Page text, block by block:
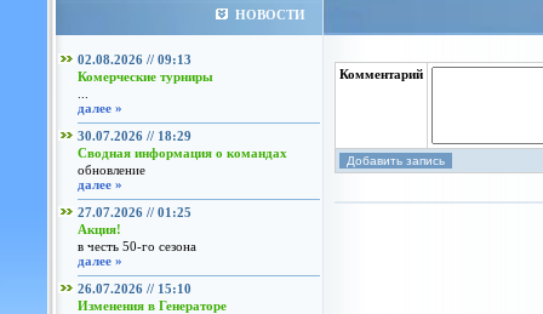
НОВОСТИ
02.08.2026 // 09:13
Комерческие турниры
далее »
30.07.2026 // 18:29
Сводная информация о командах
обновление
далее »
27.07.2026 // 01:25
Акция!
в честь 50-го сезона
далее »
26.07.2026 // 15:10
Изменения в Генераторе
Комментарий